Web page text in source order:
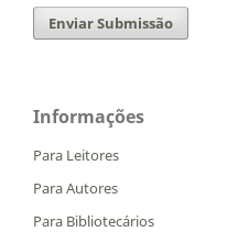
Enviar Submissão
Informações
Para Leitores
Para Autores
Para Bibliotecários